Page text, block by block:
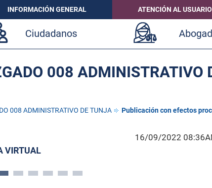
INFORMACIÓN GENERAL ATENCIÓN AL USUARIO
Ciudadanos
008 ADMINISTRATIVO
008 ADMINISTRATIVO DE TUNJA Publicación con efectos
16/09/2022
VIRTUAL